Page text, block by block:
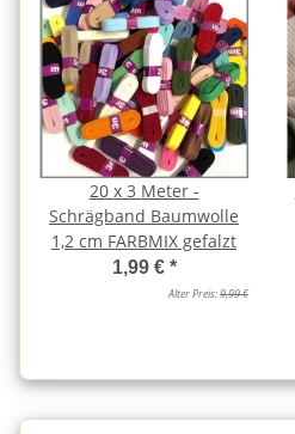
20 x 3 Meter -
Schrägband Baumwolle
1,2 cm FARBMIX gefalzt
1,99 € *
Alter Preis:9,99 €